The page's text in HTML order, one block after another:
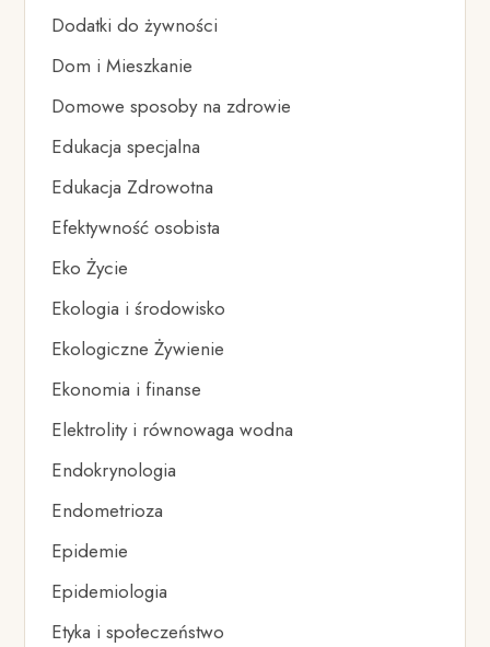
Dodatki do żywności
Dom i Mieszkanie
Domowe sposoby na zdrowie
Edukacja specjalna
Edukacja Zdrowotna
Efektywność osobista
Eko Życie
Ekologia i środowisko
Ekologiczne Żywienie
Ekonomia i finanse
Elektrolity i równowaga wodna
Endokrynologia
Endometrioza
Epidemie
Epidemiologia
Etyka i społeczeństwo